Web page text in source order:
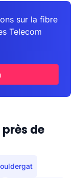
sur la fibre
Telecom
de